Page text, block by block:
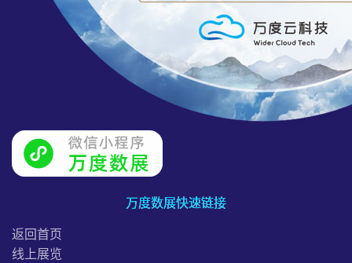
万度数展快速链接
返回首页
线上展览